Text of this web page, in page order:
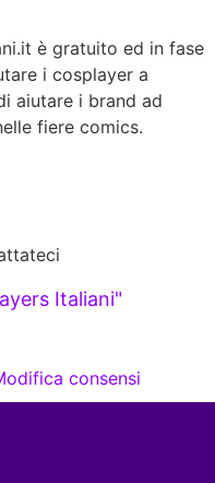
è gratuito ed in fase
i cosplayer a
aiutare i brand ad
fiere comics.
Italiani"
consensi